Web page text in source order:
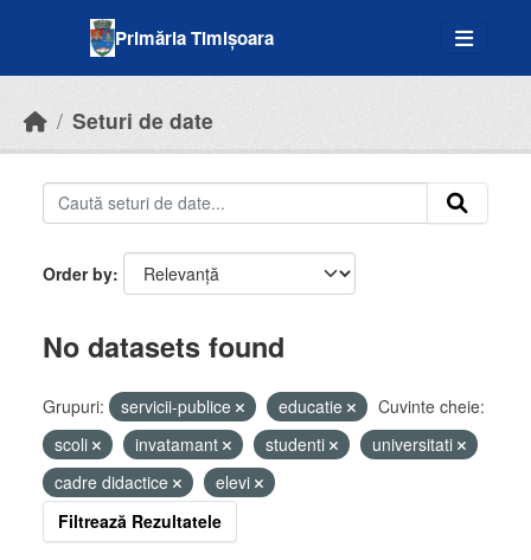
Primăria Timișoara
Seturi de date
Order by
No datasets found
Grupuri: servicii-publice educatie
Cuvinte cheie:
scoli
invatamant studenti
universitati
cadre didactice
elevi
Filtrează Rezultatele